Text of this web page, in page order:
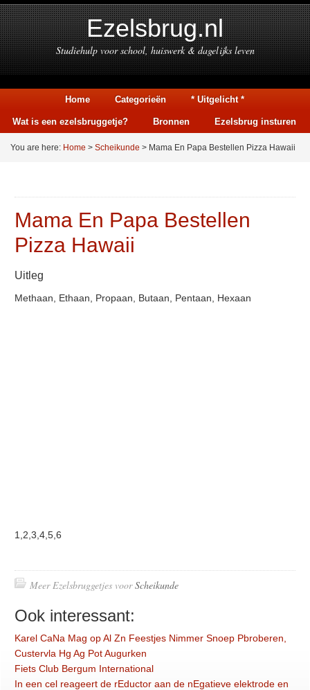
Ezelsbrug.nl
Studiehulp voor school, huiswerk & dagelijks leven
Home Categorieën * Uitgelicht *
Wat is een ezelsbruggetje? Bronnen Ezelsbrug insturen
You are here: Home > Scheikunde > Mama En Papa Bestellen Pizza Hawaii
Mama En Papa Bestellen
Pizza Hawaii
Uitleg
Methaan, Ethaan, Propaan, Butaan, Pentaan, Hexaan
1,2,3,4,5,6
Meer Ezelsbruggetjes voorScheikunde
Ook interessant:
Karel CaNa Mag op Al Zn Feestjes Nimmer Snoep Pbroberen,
Custervla Hg Ag Pot Augurken
Fiets Club Bergum International
In een cel reageert de rEductor aan de nEgatieve elektrode en